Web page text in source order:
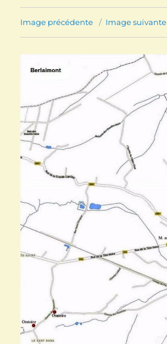
Image précédente Image suivante